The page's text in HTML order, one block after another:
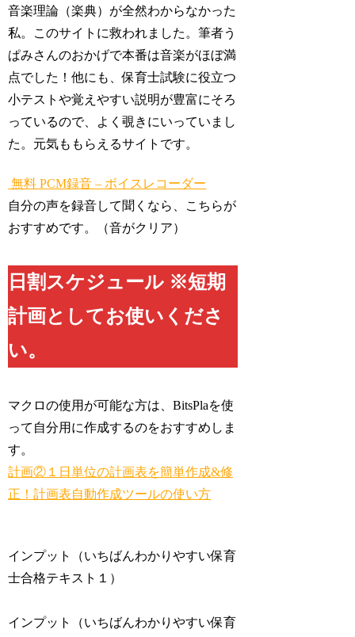
音楽理論（楽典）が全然わからなかった
私。このサイトに救われました。筆者う
ぱみさんのおかげで本番は音楽がほぼ満
点でした！他にも、保育士試験に役立つ
小テストや覚えやすい説明が豊富にそろ
っているので、よく覗きにいっていまし
た。元気ももらえるサイトです。
無料 PCM録音 – ボイスレコーダー
自分の声を録音して聞くなら、こちらが
おすすめです。（音がクリア）
日割スケジュール ※短期
計画としてお使いくださ
い。
マクロの使用が可能な方は、BitsPlaを使
って自分用に作成するのをおすすめしま
す。
計画②１日単位の計画表を簡単作成&修
正！計画表自動作成ツールの使い方
インプット（いちばんわかりやすい保育
士合格テキスト１）
インプット（いちばんわかりやすい保育